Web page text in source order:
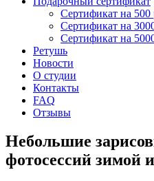
Сертификат на 500
Сертификат на
Сертификат на
Ретушь
Новости
О студии
Контакты
FAQ
Отзывы
Небольшие
фотосессий зимой